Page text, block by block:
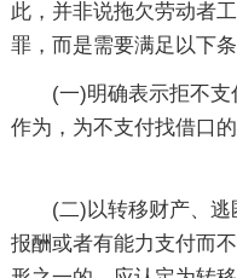
此，并非说拖欠劳动者
罪，而是需要满足以下条
(一)明确表示拒不
作为，为不支付找借口
(二)以转移财产、
报酬或者有能力支付而